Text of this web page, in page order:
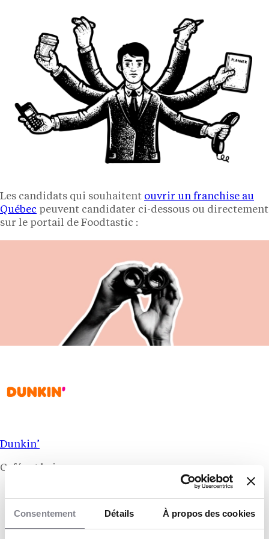
Consentement Détails À propos des cookies
Les candidats qui souhaitent ouvrir un franchise au
Québec peuvent candidater ci-dessous ou directement
sur le portail de Foodtastic :
Dunkin’
Cafés et beignes
Restauration rapide (Fast-Food) / Cafés
À venir au Québec